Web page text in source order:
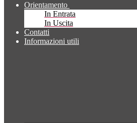
Orientamento
In Entrata
In Uscita
Contatti
Informazioni utili